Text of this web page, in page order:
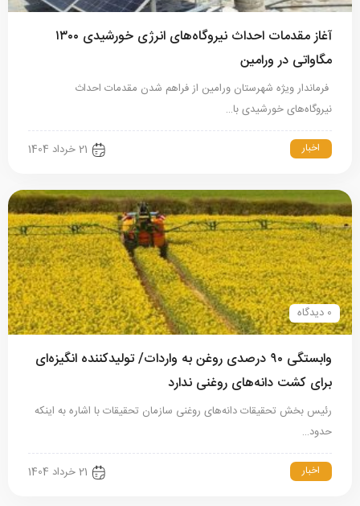
آغاز مقدمات احداث نیروگاه‌های انرژی خورشیدی ۱۳۰۰
مگاواتی در ورامین
فرماندار ویژه شهرستان ورامین از فراهم شدن مقدمات احداث
نیروگاه‌های خورشیدی با…
اخبار 21 خرداد 1404
0 دیدگاه
وابستگی ۹۰ درصدی روغن به واردات/ تولیدکننده انگیزه‌ای
برای کشت دانه‌های روغنی ندارد
رئیس بخش تحقیقات دانه‌های روغنی سازمان تحقیقات با اشاره به اینکه
حدود…
اخبار 21 خرداد 1404